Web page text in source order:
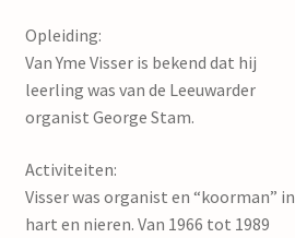
Opleiding:
Van Yme Visser is bekend dat hij
leerling was van de Leeuwarder
organist George Stam.
Activiteiten:
Visser was organist en “koorman” in
hart en nieren. Van 1966 tot 1989